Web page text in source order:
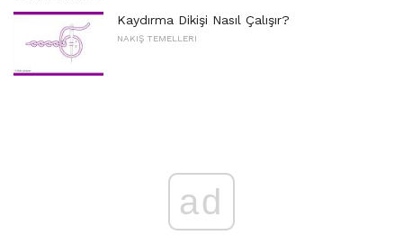
Kaydırma Dikişi Nasıl Çalışır?
NAKIŞ TEMELLERI
ad